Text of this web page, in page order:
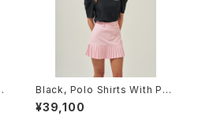
Black, Polo Shirts With Puf
f Sleeve / Short (Light Ve
r.)
¥39,100